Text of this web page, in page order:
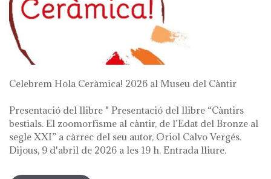
Celebrem Hola Ceràmica! 2026 al Museu del Càntir
Presentació del llibre " Presentació del llibre “Càntirs
bestials. El zoomorfisme al càntir, de l’Edat del Bronze al
segle XXI” a càrrec del seu autor, Oriol Calvo Vergés.
Dijous, 9 d'abril de 2026 a les 19 h. Entrada lliure.